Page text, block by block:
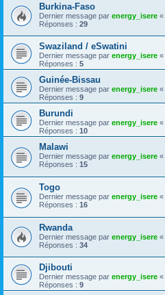
Burkina-Faso
Dernier message par energy_isere «
Réponses : 29
Swaziland / eSwatini
Dernier message par energy_isere «
Réponses : 5
Guinée-Bissau
Dernier message par energy_isere «
Réponses : 9
Burundi
Dernier message par energy_isere «
Réponses : 10
Malawi
Dernier message par energy_isere «
Réponses : 15
Togo
Dernier message par energy_isere «
Réponses : 16
Rwanda
Dernier message par energy_isere «
Réponses : 34
Djibouti
Dernier message par energy_isere «
Réponses : 9